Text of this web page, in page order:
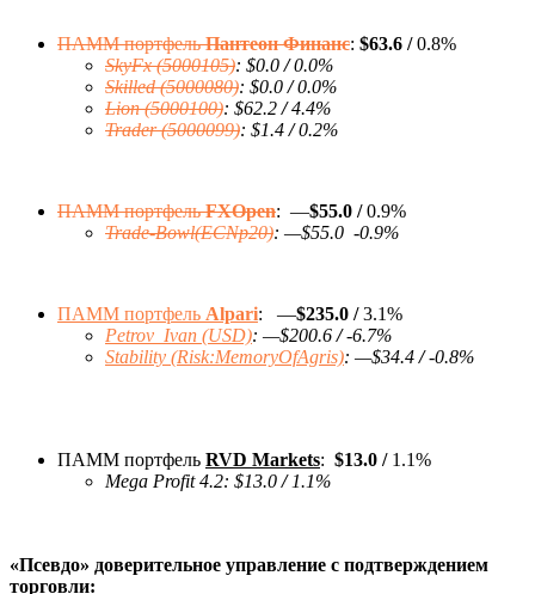
ПАММ портфельПантеон Финанс: $63.6 /0.8%
SkyFx (5000105): $0.0/0.0%
Skilled (5000080): $0.0/0.0%
Lion (5000100): $62.2/4.4%
Trader (5000099): $1.4/0.2%
ПАММ портфельFXOpen: —$55.0 /0.9%
Trade-Bowl(ECNp20): —$55.0 -0.9%
ПАММ портфель Alpari: —$235.0 /3.1%
Petrov_Ivan (USD): —$200.6/-6.7%
Stability (Risk:MemoryOfAgris): —$34.4/-0.8%
ПАММ портфель RVD Markets: $13.0 / 1.1%
Mega Profit 4.2: $13.0/ 1.1%
«Псевдо» доверительное управление с подтверждением
торговли: